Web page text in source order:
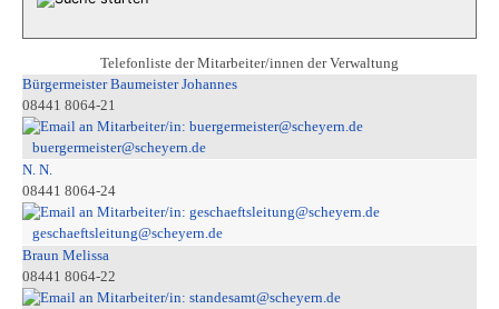
Telefonliste der Mitarbeiter/innen der Verwaltung
Bürgermeister Baumeister Johannes
08441 8064-21
buergermeister@scheyern.de
N. N.
08441 8064-24
geschaeftsleitung@scheyern.de
Braun Melissa
08441 8064-22